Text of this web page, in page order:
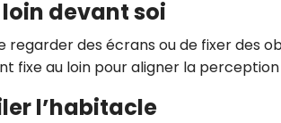
devant soi
regarder des écrans ou de fixer des
fixe au loin pour aligner la
l’habitacle